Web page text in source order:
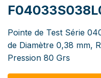
Pointe de Test Série
de Diamètre 0,38 mm,
Pression 80 Grs